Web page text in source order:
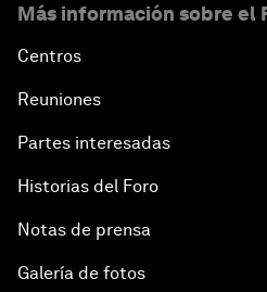
Más información sobre el
Centros
Reuniones
Partes interesadas
Historias del Foro
Notas de prensa
Galería de fotos